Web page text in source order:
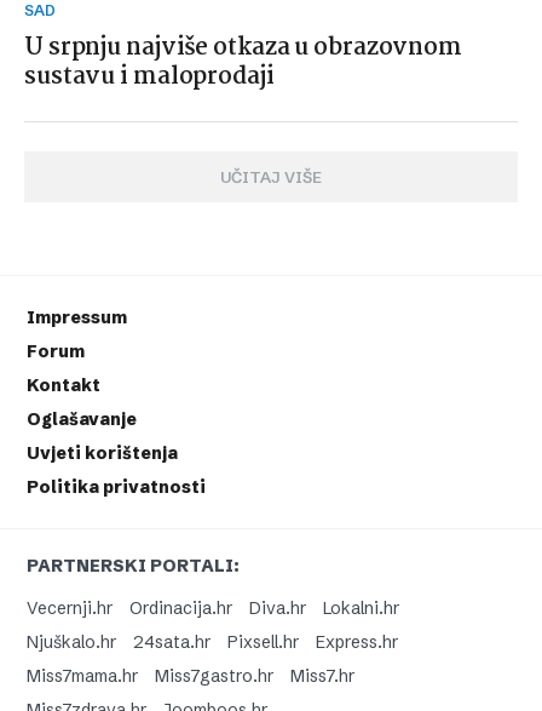
SAD
U srpnju najviše otkaza u obrazovnom
sustavu i maloprodaji
UČITAJ VIŠE
Impressum
Forum
Kontakt
Oglašavanje
Uvjeti korištenja
Politika privatnosti
PARTNERSKI PORTALI:
Vecernji.hr
Ordinacija.hr Diva.hr
Lokalni.hr
Njuškalo.hr
24sata.hr Pixsell.hr
Express.hr
Miss7mama.hr
Miss7gastro.hr
Miss7.hr